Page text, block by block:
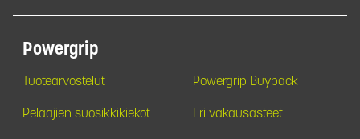
Powergrip
Tuotearvostelut Powergrip Buyback
Pelaajien suosikkikiekot Eri vakausasteet